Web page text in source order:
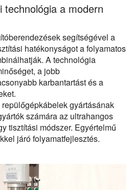
a modern
segítségével a
hatékonyságot a folyamatos
A technológia
a jobb
karbantartást és a
gyártásának
számára az ultrahangos
tisztítási módszer. Egyértelmű
járó folyamatfejlesztés.